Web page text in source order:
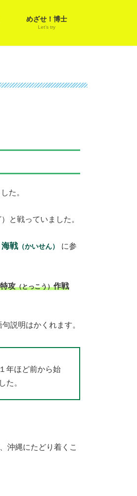
めざせ！博士
Let’s try
た。
と戦っていました。
海戦（かいせん）
に参
特攻（とっこう）作戦
説明はかくれます。
年ほど前から始
た。
沖縄にたどり着くこ